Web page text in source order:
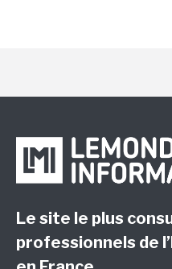
Le site le plus
professionnels de